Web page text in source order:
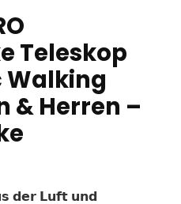
Teleskop
Walking
& Herren –
𝗱𝗲𝗿 𝗟𝘂𝗳𝘁 𝘂𝗻𝗱